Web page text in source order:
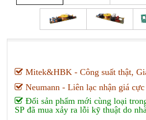
Mitek&HBK - Công suất thật,
Neumann - Liên lạc nhận giá
Đổi sản phẩm mới cùng loại
SP đã mua xảy ra lỗi kỹ thuật do